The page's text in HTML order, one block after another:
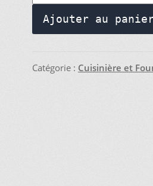
de
Régulateur
–
Ajouter au
Catégorie : Cuisinière et